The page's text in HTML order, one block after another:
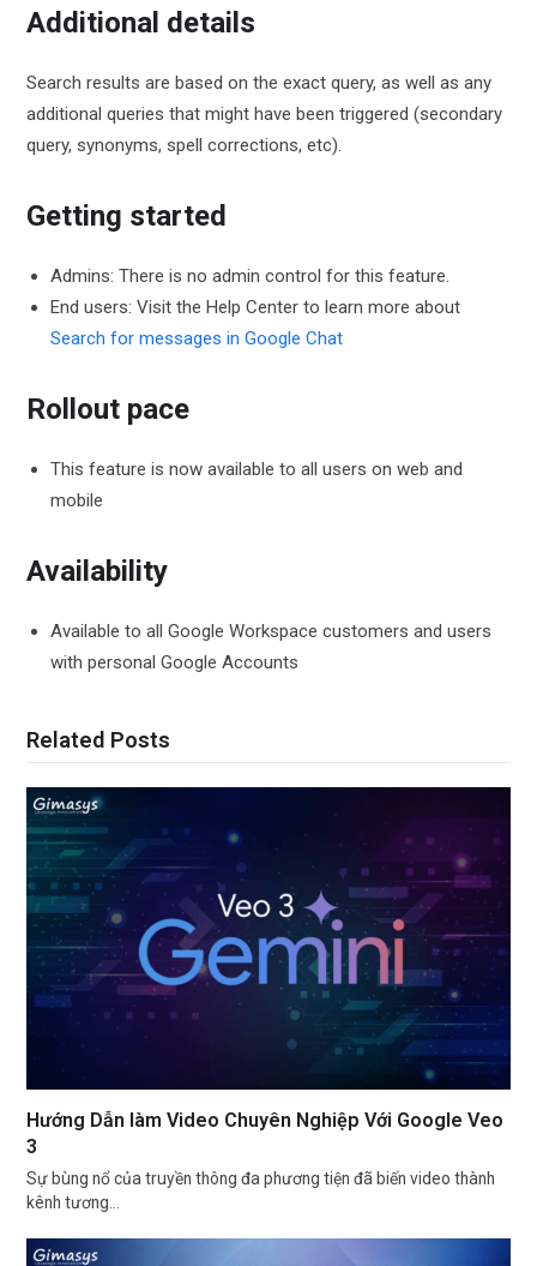
Additional details
Search results are based on the exact query, as well as any
additional queries that might have been triggered (secondary
query, synonyms, spell corrections, etc).
Getting started
Admins: There is no admin control for this feature.
End users: Visit the Help Center to learn more about
Search for messages in Google Chat
Rollout pace
This feature is now available to all users on web and
mobile
Availability
Available to all Google Workspace customers and users
with personal Google Accounts
Related Posts
Hướng Dẫn làm Video Chuyên Nghiệp Với Google Veo
3
Sự bùng nổ của truyền thông đa phương tiện đã biến video thành
kênh tương…